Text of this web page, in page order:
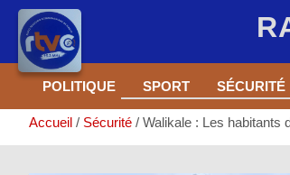
Aller
contenu
POLITIQUE SPORT SÉCURITÉ
Accueil Sécurité Walikale : Les habitants